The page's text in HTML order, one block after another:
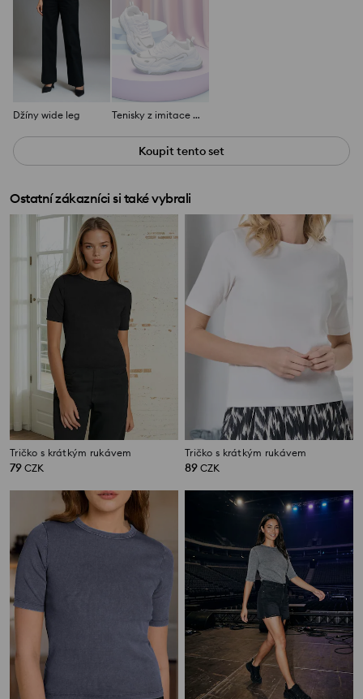
Džíny wide leg Tenisky z imitace kůže
Koupit tento set
Ostatní zákazníci si také vybrali
Tričko s krátkým rukávem
79 CZK
Tričko s krátkým rukávem
89 CZK